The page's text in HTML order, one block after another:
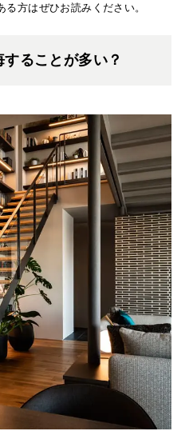
方はぜひお読みください。
ることが多い？